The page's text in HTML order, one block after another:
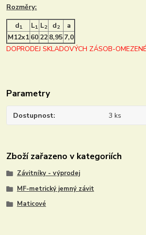
Rozměry:
d1 L1 L2 d2
a
M12x1 60 22 8,95 7,0
DOPRODEJ SKLADOVÝCH ZÁSOB-
Parametry
Dostupnost 3 ks
Zboží zařazeno v kategoriích
Závitníky - výprodej
MF-metrický jemný závit
Maticové